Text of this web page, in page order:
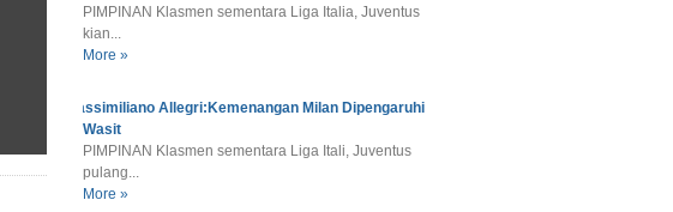
PIMPINAN Klasmen sementara Liga Italia, Juventus
kian...
More »
Massimiliano Allegri:Kemenangan Milan Dipengaruhi
Wasit
PIMPINAN Klasmen sementara Liga Itali, Juventus
pulang...
More »